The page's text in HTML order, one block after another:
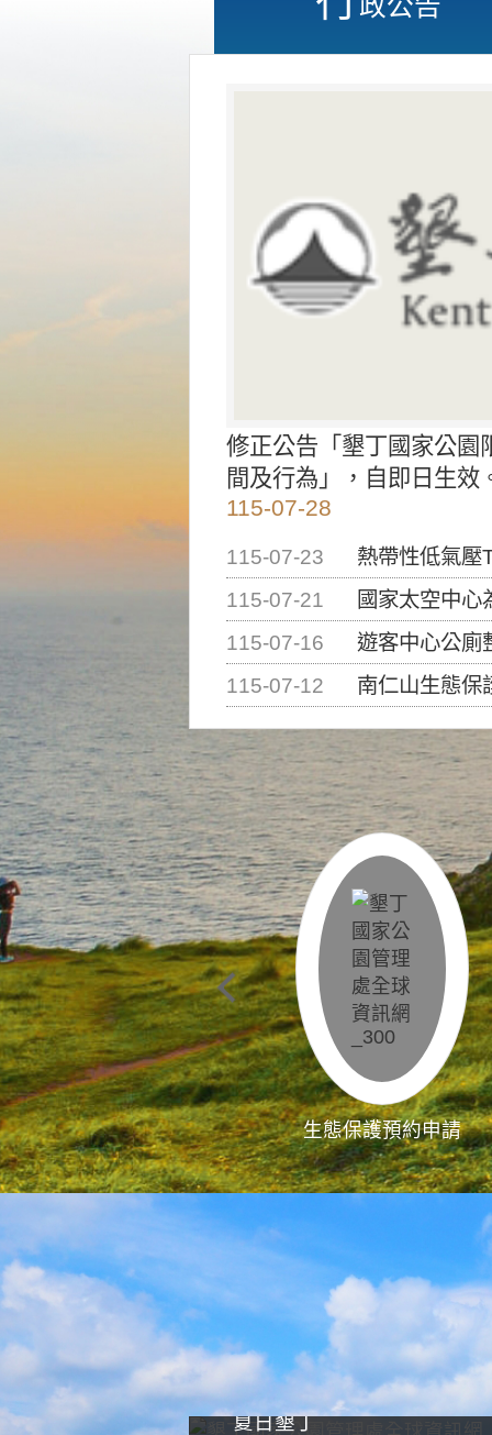
修正公告「墾丁國家公園
間及行為」，自即日生效
115-07-28
115-07-23
熱帶性低氣壓
115-07-21
國家太空中心為辦理
115-07-16
遊客中心公廁
115-07-12
南仁山生態保護區步道已完成
生態保護預約申請
夏日墾丁